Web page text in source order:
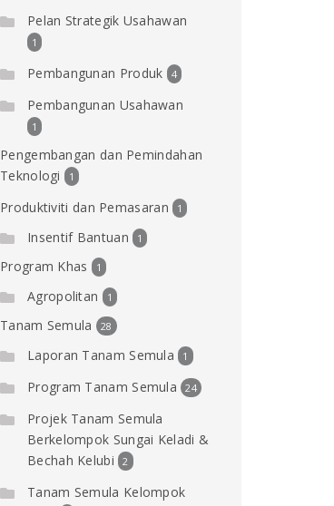
Pelan Strategik Usahawan
1
Pembangunan Produk 4
Pembangunan Usahawan
1
Pengembangan dan Pemindahan
Teknologi
1
Produktiviti dan Pemasaran 1
Insentif Bantuan 1
Program Khas 1
Agropolitan 1
Tanam Semula 28
Laporan Tanam Semula 1
Program Tanam Semula 24
Projek Tanam Semula
Berkelompok Sungai Keladi &
Bechah Kelubi
2
Tanam Semula Kelompok